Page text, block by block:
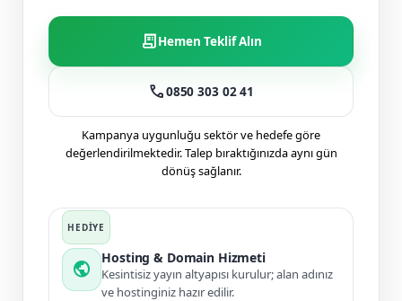
receipt_longHemen Teklif Alın
call0850 303 02 41
Kampanya uygunluğu sektör ve hedefe göre
değerlendirilmektedir. Talep bıraktığınızda aynı gün
dönüş sağlanır.
public
Hosting & Domain Hizmeti
Kesintisiz yayın altyapısı kurulur; alan adınız
ve hostinginiz hazır edilir.